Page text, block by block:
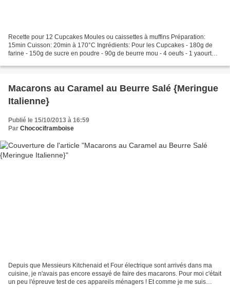
Recette pour 12 Cupcakes Moules ou caissettes à muffins Préparation:
15min Cuisson: 20min à 170°C Ingrédients: Pour les Cupcakes - 180g de
farine - 150g de sucre en poudre - 90g de beurre mou - 4 oeufs - 1 yaourt
Macarons au Caramel au Beurre Salé {Meringue
Italienne}
Publié le 15/10/2013 à 16:59
Par Chocociframboise
Depuis que Messieurs Kitchenaid et Four électrique sont arrivés dans ma
cuisine, je n'avais pas encore essayé de faire des macarons. Pour moi c'était
un peu l'épreuve test de ces appareils ménagers ! Et comme je me suis